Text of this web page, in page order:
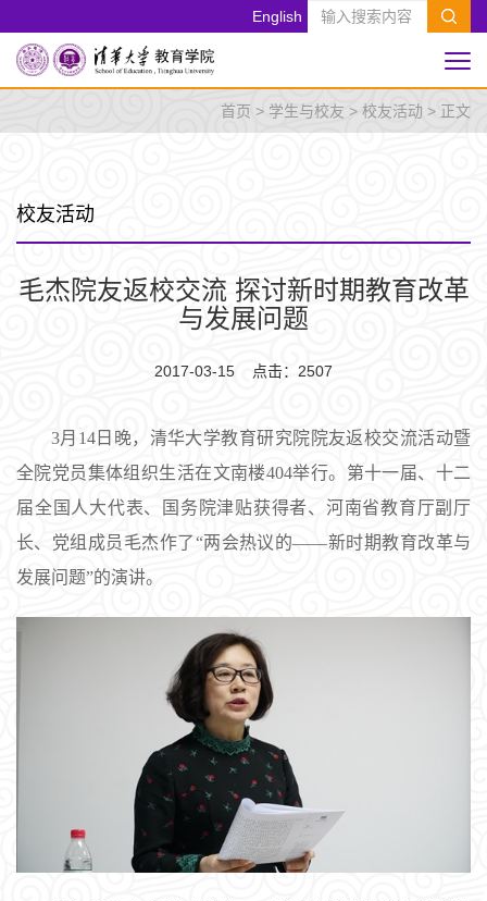
English
首页 > 学生与校友 > 校友活动 > 正文
校友活动
毛杰院友返校交流 探讨新时期教育改革
与发展问题
2017-03-15 点击： 2507
3月14日晚，清华大学教育研究院院友返校交流活动暨
全院党员集体组织生活在文南楼404举行。第十一届、十二
届全国人大代表、国务院津贴获得者、河南省教育厅副厅
长、党组成员毛杰作了“两会热议的——新时期教育改革与
发展问题”的演讲。